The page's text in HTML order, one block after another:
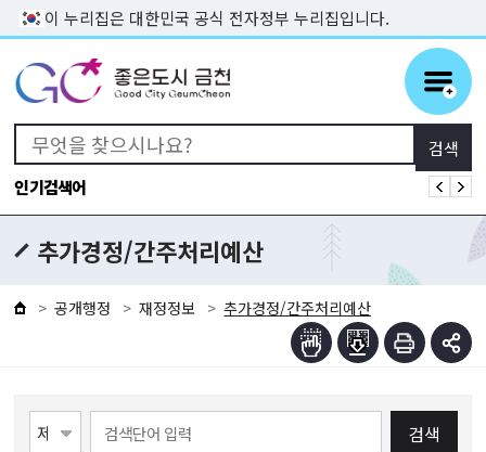
본문 바로가기
이 누리집은 대한민국 공식 전자정부 누리집입니다.
인기검색어
추가경정/간주처리예산
공개행정 재정정보 추가경정/간주처리예산
검색